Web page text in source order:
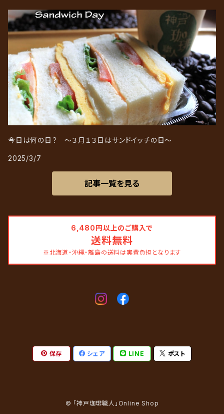
今日は何の日？ ～３月１３日はサンドイッチの日～
2025/3/7
記事一覧を見る
6,480円以上のご購入で
送料無料
※北海道・沖縄・離島の送料は実費負担となります
保存 シェア LINE ポスト
© 「神戸珈琲職人」Online Shop